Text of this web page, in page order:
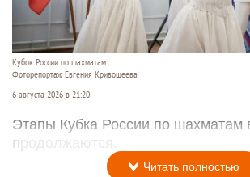
Кубок России по шахматам
Фоторепортаж Евгения Кривошеева
6 августа 2026 в 21:20
Этапы Кубка России по шахматам
продолжаются.
Читать полностью